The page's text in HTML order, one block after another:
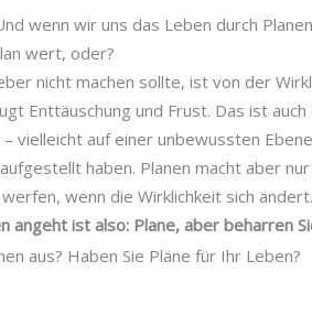
wenn wir uns das Leben durch
wert, oder?
nicht machen sollte, ist von der
Enttäuschung und Frust. Das ist
– vielleicht auf einer unbewussten
haben. Planen macht aber
werfen, wenn die Wirklichkeit sich
angeht ist also: Plane, aber beharren
aus? Haben Sie Pläne für Ihr Leben?